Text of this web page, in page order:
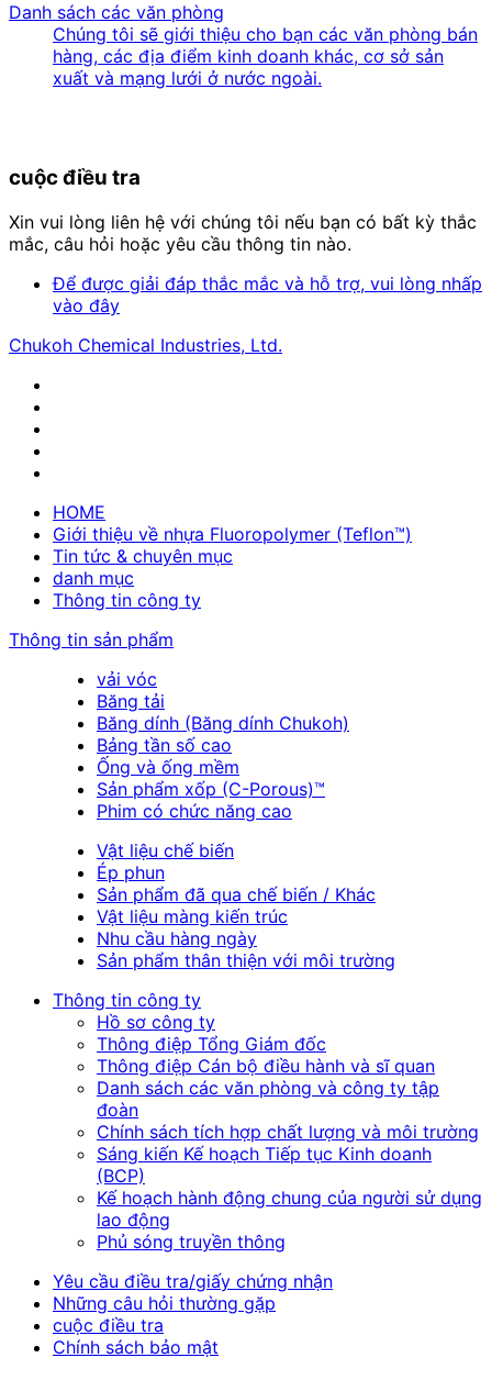
Danh sách các văn phòng
Chúng tôi sẽ giới thiệu cho bạn các văn phòng bán
hàng, các địa điểm kinh doanh khác, cơ sở sản
xuất và mạng lưới ở nước ngoài.
cuộc điều tra
Xin vui lòng liên hệ với chúng tôi nếu bạn có bất kỳ thắc
mắc, câu hỏi hoặc yêu cầu thông tin nào.
Để được giải đáp thắc mắc và hỗ trợ, vui lòng nhấp
vào đây
Chukoh Chemical Industries, Ltd.
HOME
Giới thiệu về nhựa Fluoropolymer (Teflon™)
Tin tức & chuyên mục
danh mục
Thông tin công ty
Thông tin sản phẩm
vải vóc
Băng tải
Băng dính (Băng dính Chukoh)
Bảng tần số cao
Ống và ống mềm
Sản phẩm xốp (C-Porous)™
Phim có chức năng cao
Vật liệu chế biến
Ép phun
Sản phẩm đã qua chế biến / Khác
Vật liệu màng kiến trúc
Nhu cầu hàng ngày
Sản phẩm thân thiện với môi trường
Thông tin công ty
Hồ sơ công ty
Thông điệp Tổng Giám đốc
Thông điệp Cán bộ điều hành và sĩ quan
Danh sách các văn phòng và công ty tập
đoàn
Chính sách tích hợp chất lượng và môi trường
Sáng kiến Kế hoạch Tiếp tục Kinh doanh
(BCP)
Kế hoạch hành động chung của người sử dụng
lao động
Phủ sóng truyền thông
Yêu cầu điều tra/giấy chứng nhận
Những câu hỏi thường gặp
cuộc điều tra
Chính sách bảo mật